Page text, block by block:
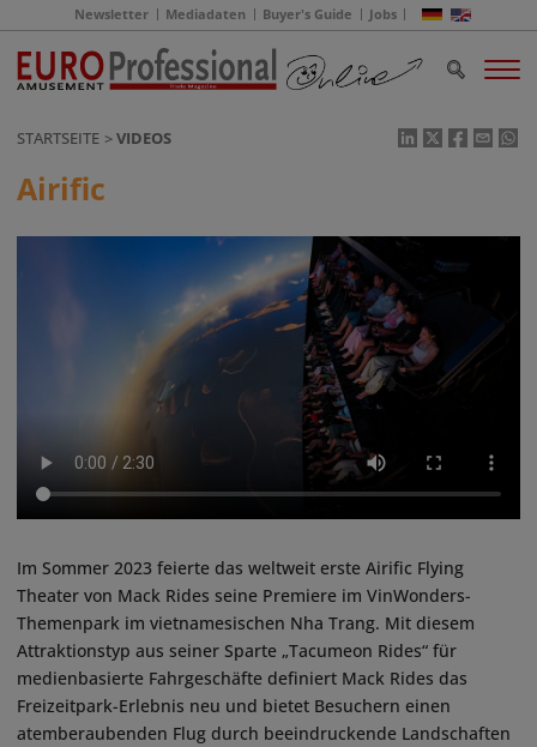
Newsletter Mediadaten Buyer's Guide Jobs
STARTSEITE VIDEOS
Airific
Im Sommer 2023 feierte das weltweit erste Airific Flying
Theater von Mack Rides seine Premiere im VinWonders-
Themenpark im vietnamesischen Nha Trang. Mit diesem
Attraktionstyp aus seiner Sparte „Tacumeon Rides“ für
medienbasierte Fahrgeschäfte definiert Mack Rides das
Freizeitpark-Erlebnis neu und bietet Besuchern einen
atemberaubenden Flug durch beeindruckende Landschaften